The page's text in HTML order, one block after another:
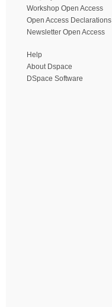
Workshop Open Access
Open Access Declarations
Newsletter Open Access
Help
About Dspace
DSpace Software